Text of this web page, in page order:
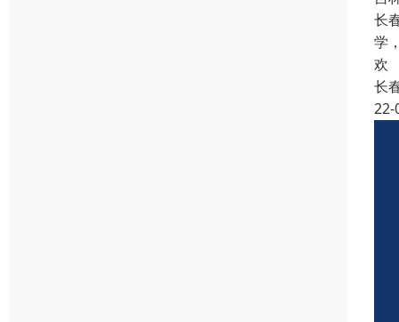
长
学
欢
长
22-